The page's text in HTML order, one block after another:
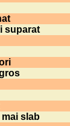
suparat
slab